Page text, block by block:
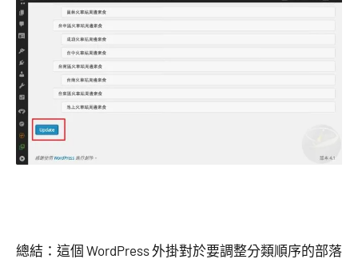
總結：這個 WordPress 外掛對於要調整分類順序的部落